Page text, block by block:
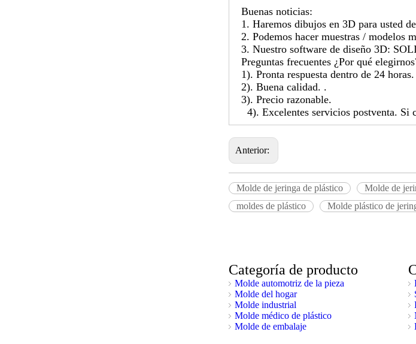
Buenas noticias:
1. Haremos dibujos en 3D para usted
2. Podemos hacer muestras / modelos
3. Nuestro software de diseño 3D:
Preguntas frecuentes ¿Por qué
1). Pronta respuesta dentro de 24
2). Buena calidad. .
3). Precio razonable.
4). Excelentes servicios postventa. Si
Anterior:
Molde de jeringa de plástico Molde de
moldes de plástico
Molde plástico de
Categoría de producto
Molde automotriz de la pieza
Molde del hogar
Molde industrial
Molde médico de plástico
Molde de embalaje